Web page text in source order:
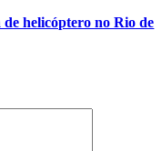
helicóptero no Rio de